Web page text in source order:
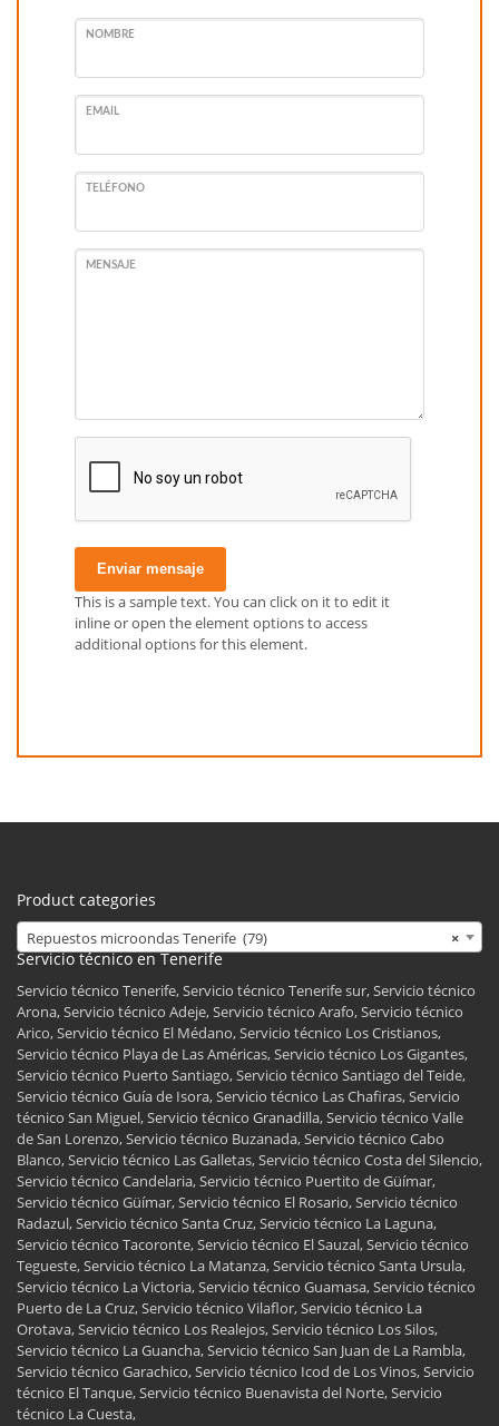
NOMBRE
EMAIL
TELÉFONO
MENSAJE
Enviar mensaje
This is a sample text. You can click on it to edit it
inline or open the element options to access
additional options for this element.
Product categories
×
Repuestos microondas Tenerife (79)
Servicio técnico en Tenerife
Servicio técnico Tenerife, Servicio técnico Tenerife sur, Servicio técnico
Arona, Servicio técnico Adeje, Servicio técnico Arafo, Servicio técnico
Arico, Servicio técnico El Médano, Servicio técnico Los Cristianos,
Servicio técnico Playa de Las Américas, Servicio técnico Los Gigantes,
Servicio técnico Puerto Santiago, Servicio técnico Santiago del Teide,
Servicio técnico Guía de Isora, Servicio técnico Las Chafiras, Servicio
técnico San Miguel, Servicio técnico Granadilla, Servicio técnico Valle
de San Lorenzo, Servicio técnico Buzanada, Servicio técnico Cabo
Blanco, Servicio técnico Las Galletas, Servicio técnico Costa del Silencio,
Servicio técnico Candelaria, Servicio técnico Puertito de Güímar,
Servicio técnico Güímar, Servicio técnico El Rosario, Servicio técnico
Radazul, Servicio técnico Santa Cruz, Servicio técnico La Laguna,
Servicio técnico Tacoronte, Servicio técnico El Sauzal, Servicio técnico
Tegueste, Servicio técnico La Matanza, Servicio técnico Santa Ursula,
Servicio técnico La Victoria, Servicio técnico Guamasa, Servicio técnico
Puerto de La Cruz, Servicio técnico Vilaflor, Servicio técnico La
Orotava, Servicio técnico Los Realejos, Servicio técnico Los Silos,
Servicio técnico La Guancha, Servicio técnico San Juan de La Rambla,
Servicio técnico Garachico, Servicio técnico Icod de Los Vinos, Servicio
técnico El Tanque, Servicio técnico Buenavista del Norte, Servicio
técnico La Cuesta,